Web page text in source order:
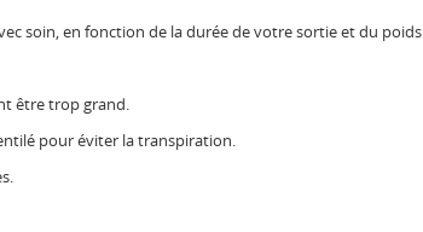
soin, en fonction de la durée de votre sortie et du poids
être trop grand.
pour éviter la transpiration.